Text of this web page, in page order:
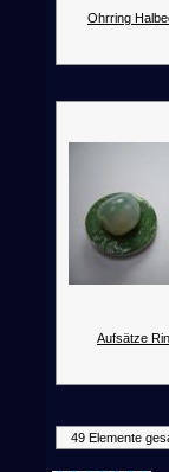
Ohrring
Aufsätze
49 Elemente